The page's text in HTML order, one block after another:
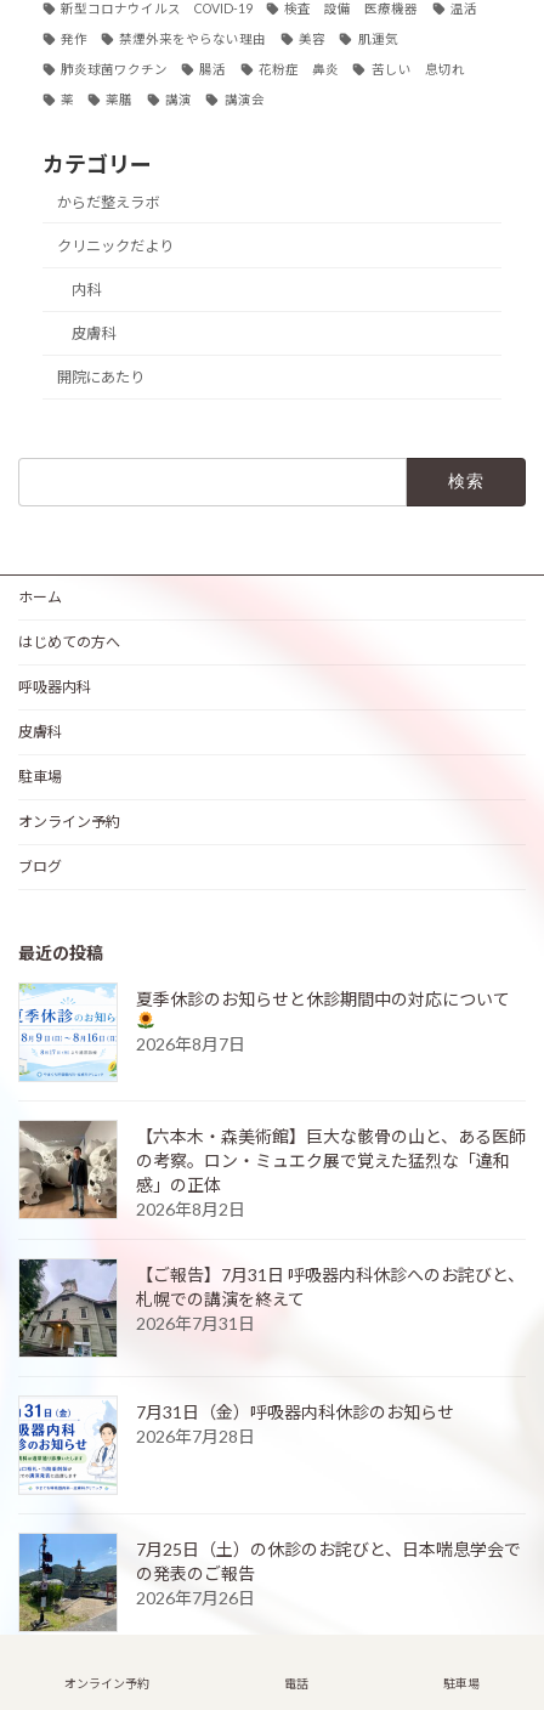
新型コロナウイルス COVID-19 検査 設備 医療機器 温活
発作 禁煙外来をやらない理由 美容 肌運気
肺炎球菌ワクチン 腸活 花粉症 鼻炎 苦しい 息切れ
薬 薬膳 講演 講演会
カテゴリー
からだ整えラボ
クリニックだより
内科
皮膚科
開院にあたり
ホーム
はじめての方へ
呼吸器内科
皮膚科
駐車場
オンライン予約
ブログ
最近の投稿
夏季休診のお知らせと休診期間中の対応について
2026年8月7日
【六本木・森美術館】巨大な骸骨の山と、ある医師
の考察。ロン・ミュエク展で覚えた猛烈な「違和
感」の正体
2026年8月2日
【ご報告】7月31日 呼吸器内科休診へのお詫びと、
札幌での講演を終えて
2026年7月31日
7月31日（金）呼吸器内科休診のお知らせ
2026年7月28日
7月25日（土）の休診のお詫びと、日本喘息学会で
の発表のご報告
2026年7月26日
オンライン予約 電話 駐車場